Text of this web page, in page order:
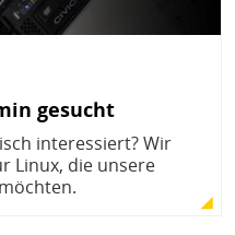
gesucht
interessiert? Wir
Linux, die unsere